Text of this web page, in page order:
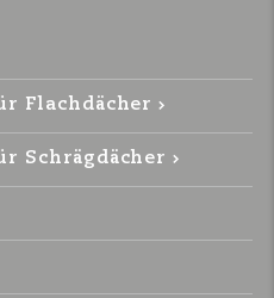
Flachdächer
Schrägdächer